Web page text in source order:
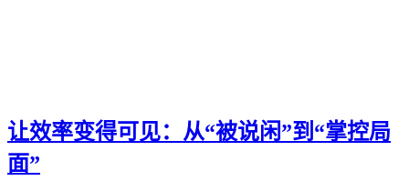
让效率变得可见：从“被说闲”到“掌控局
面”